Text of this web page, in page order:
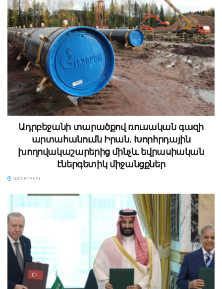
Ադրբեջանի տարածքով ռուսական գազի
արտահանումն Իրան. Խորհրդային
խողովակաշարերից մինչև եվրասիական
էներգետիկ միջանցքներ
08/08/2026